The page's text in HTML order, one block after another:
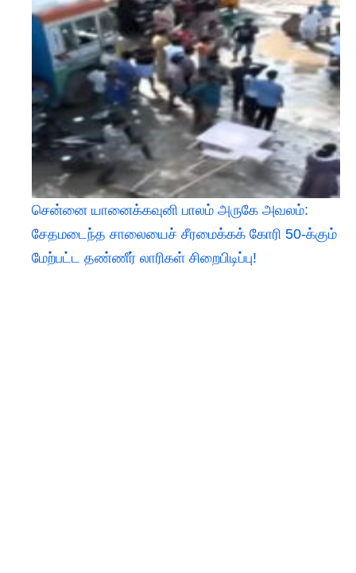
சென்னை யானைக்கவுனி பாலம் அருகே அவலம்:
சேதமடைந்த சாலையைச் சீரமைக்கக் கோரி 50-க்கும்
மேற்பட்ட தண்ணீர் லாரிகள் சிறைபிடிப்பு!